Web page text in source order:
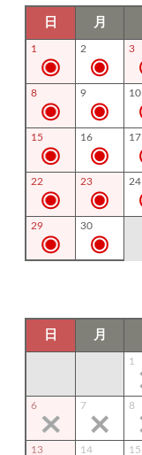
日 月
1 2 3
8 9 10
15 16 17
22 23 24
29 30
日 月
1
6 7 8
13 14 15